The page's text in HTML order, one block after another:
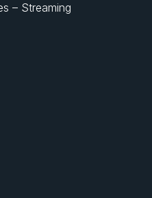
– Streaming